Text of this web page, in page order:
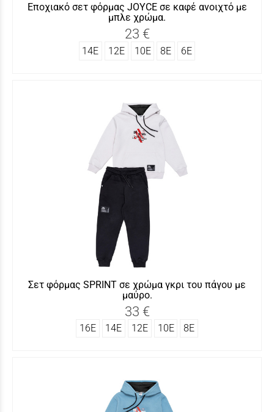
Εποχιακό σετ φόρμας JOYCE σε καφέ ανοιχτό με
μπλε χρώμα.
23 €
14Ε 12Ε 10Ε 8Ε 6Ε
Σετ φόρμας SΡRINT σε χρώμα γκρι του πάγου με
μαύρο.
33 €
16Ε 14Ε 12Ε 10Ε 8Ε